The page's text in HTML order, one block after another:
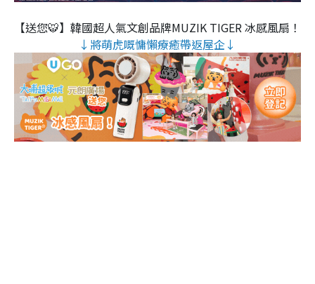
【送您🐯】韓國超人氣文創品牌MUZIK TIGER 冰感風扇！
↓將萌虎嘅慵懶療癒帶返屋企↓